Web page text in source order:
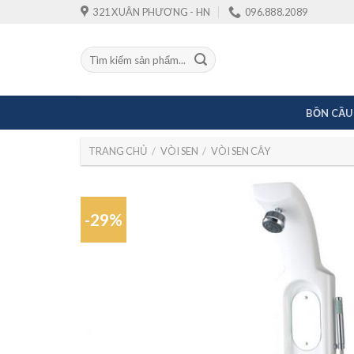
321 XUÂN PHƯƠNG - HN 096.888.2089
Tìm
kiếm:
BỒN CẦU
TRANG CHỦ / VÒI SEN / VÒI SEN CÂY
-29%